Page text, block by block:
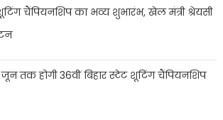
चैंपियनशिप का भव्य शुभारंभ, खेल मंत्री श्रेयसी
तक होगी 36वीं बिहार स्टेट शूटिंग चैंपियनशिप